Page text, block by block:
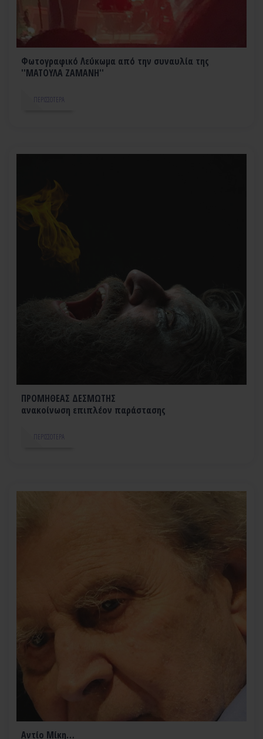
Φωτογραφικό Λεύκωμα από την συναυλία της
''ΜΑΤΟΥΛΑ ΖΑΜΑΝΗ''
ΠΕΡΙΣΣΌΤΕΡΑ
ΠΡΟΜΗΘΕΑΣ ΔΕΣΜΩΤΗΣ
ανακοίνωση επιπλέον παράστασης
ΠΕΡΙΣΣΌΤΕΡΑ
Αντίο Μίκη…